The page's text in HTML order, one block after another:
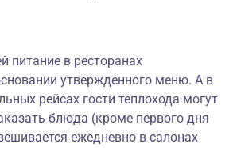
питание в ресторанах
утвержденного меню. А в
рейсах гости теплохода могут
блюда (кроме первого дня
ежедневно в салонах